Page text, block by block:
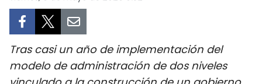
SALUD - MEDIO AMBIENTE
Tras casi un año de implementación del
modelo de administración de dos niveles